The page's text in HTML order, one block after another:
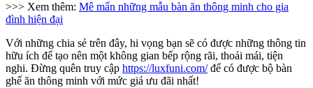
>>> Xem thêm: Mê mẩn những mẫu bàn ăn thông minh cho gia
đình hiện đại
Với những chia sẻ trên đây, hi vọng bạn sẽ có được những thông tin
hữu ích để tạo nên một không gian bếp rộng rãi, thoải mái, tiện
nghi. Đừng quên truy cập https://luxfuni.com/để có được bộ bàn
ghế ăn thông minh với mức giá ưu đãi nhất!